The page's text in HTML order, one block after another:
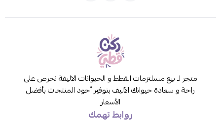
متجر لـ بيع مسلتزمات القطط و الحيوانات الاليفة نحرص على
راحة و سعادة حيوانك الأليف بتوفير أجود المنتجات بأفضل
الأسعار
روابط تهمك